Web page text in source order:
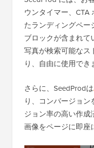
ウンタイマー、CTA
たランディングペ
ブロックが含まれ
写真が検索可能なス
り、自由に使用でき
さらに、SeedProdは
り、コンバージョ
ジョン率の高い作
画像をページに即座